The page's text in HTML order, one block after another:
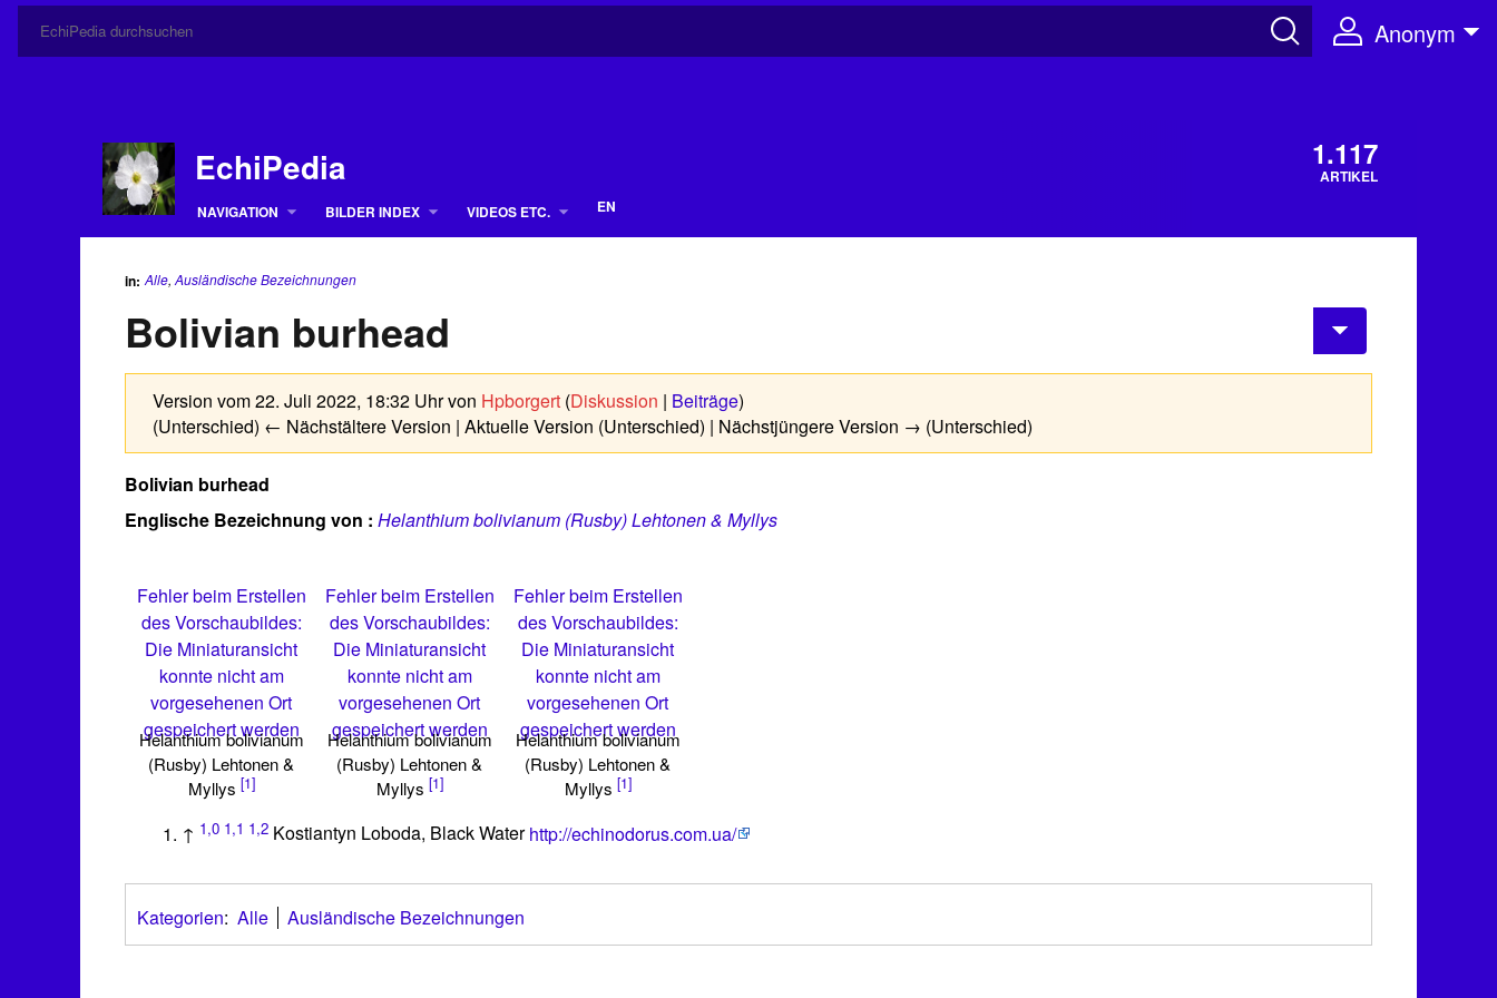
Anonym
EchiPedia 1.117
ARTIKEL
NAVIGATION
BILDER INDEX VIDEOS ETC. EN
in: Alle, Ausländische Bezeichnungen
Bolivian burhead
Version vom 22. Juli 2022, 18:32 Uhr von Hpborgert (Diskussion | Beiträge)
(Unterschied) ← Nächstältere Version | Aktuelle Version (Unterschied) | Nächstjüngere Version → (Unterschied)
Bolivian burhead
Englische Bezeichnung von : Helanthium bolivianum (Rusby) Lehtonen & Myllys
Fehler beim Erstellen
des Vorschaubildes:
Die Miniaturansicht
konnte nicht am
vorgesehenen Ort
gespeichert werden
Helanthium bolivianum
(Rusby) Lehtonen &
Myllys [1]
Fehler beim Erstellen
des Vorschaubildes:
Die Miniaturansicht
konnte nicht am
vorgesehenen Ort
gespeichert werden
Helanthium bolivianum
(Rusby) Lehtonen &
Myllys [1]
Fehler beim Erstellen
des Vorschaubildes:
Die Miniaturansicht
konnte nicht am
vorgesehenen Ort
gespeichert werden
Helanthium bolivianum
(Rusby) Lehtonen &
Myllys [1]
↑ 1,0 1,1 1,2 Kostiantyn Loboda, Black Waterhttp://echinodorus.com.ua/
Kategorien: Alle Ausländische Bezeichnungen